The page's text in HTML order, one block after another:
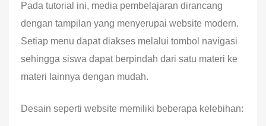
Pada tutorial ini, media pembelajaran dirancang
dengan tampilan yang menyerupai website modern.
Setiap menu dapat diakses melalui tombol navigasi
sehingga siswa dapat berpindah dari satu materi ke
materi lainnya dengan mudah.
Desain seperti website memiliki beberapa kelebihan: